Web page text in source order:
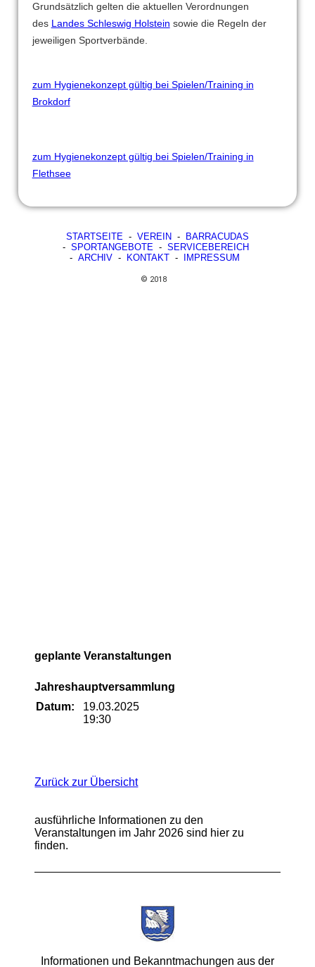
Grundsätzlich gelten die aktuellen Verordnungen
des Landes Schleswig Holstein sowie die Regeln der
jeweiligen Sportverbände.
zum Hygienekonzept gültig bei Spielen/Training in
Brokdorf
zum Hygienekonzept gültig bei Spielen/Training in
Flethsee
STARTSEITE- VEREIN -
BARRACUDAS
-SPORTANGEBOTE -SERVICEBEREICH
- ARCHIV- KONTAKT- IMPRESSUM
© 2018
geplante Veranstaltungen
Jahreshauptversammlung
Datum:
19.03.2025
19:30
Zurück zur Übersicht
ausführliche Informationen zu den
Veranstaltungen im Jahr 2026 sind hier zu
finden.
Informationen und Bekanntmachungen aus der